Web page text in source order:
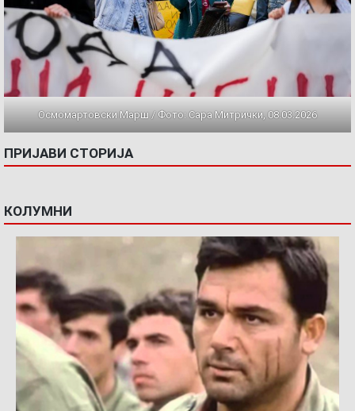
Осмомартовски Марш / Фото: Сара Митрички, 08.03.2026
ПРИЈАВИ СТОРИЈА
КОЛУМНИ